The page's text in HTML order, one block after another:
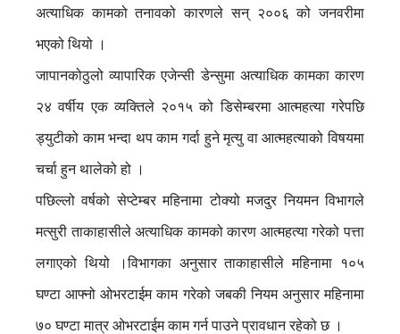
अत्याधिक कामको तनावको कारणले सन् २००६ को जनवरीमा
भएको थियो ।
जापानकोठुलो व्यापारिक एजेन्सी डेन्सुमा अत्याधिक कामका कारण
२४ वर्षीय एक व्यक्तिले २०१५ को डिसेम्बरमा आत्महत्या गरेपछि
ड्युटीको काम भन्दा थप काम गर्दा हुने मृत्यु वा आत्महत्याको विषयमा
चर्चा हुन थालेको हो ।
पछिल्लो वर्षको सेप्टेम्बर महिनामा टोक्यो मजदुर नियमन विभागले
मत्सुरी ताकाहासीले अत्याधिक कामको कारण आत्महत्या गरेको पत्ता
लगाएको थियो ।विभागका अनुसार ताकाहासीले महिनामा १०५
घण्टा आफ्नो ओभरटाईम काम गरेको जबकी नियम अनुसार महिनामा
७० घण्टा मात्र ओभरटाईम काम गर्न पाउने प्रावधान रहेको छ ।